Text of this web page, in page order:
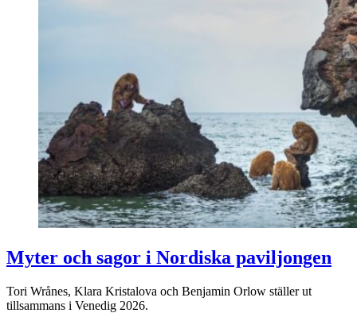
Myter och sagor i Nordiska paviljongen
Tori Wrånes, Klara Kristalova och Benjamin Orlow ställer ut
tillsammans i Venedig 2026.